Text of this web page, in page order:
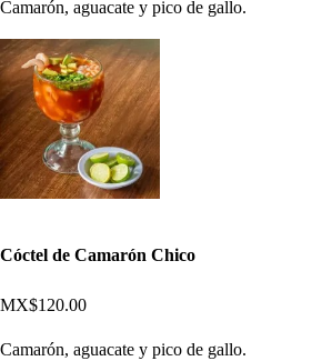
Camarón, aguacate y pico de gallo.
Cóctel de Camarón Chico
MX$120.00
Camarón, aguacate y pico de gallo.